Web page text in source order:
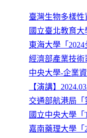
臺灣生物多樣
國立臺北教育大
東海大學「
經濟部產業技術
中央大學-企業
【演講】
交通部航港局「
國立中央大學「
嘉南藥理大學「